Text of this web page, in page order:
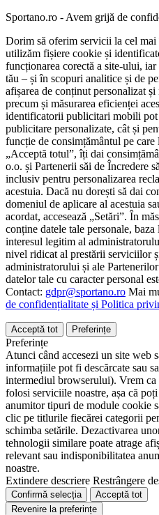
Sportano.ro - Avem grijă de
Dorim să oferim servicii la cel
utilizăm fișiere cookie și
funcționarea corectă a site-ului,
tău – și în scopuri analitice și de
afișarea de conținut personalizat
precum și măsurarea eficienței
identificatorii publicitari mobili
publicitare personalizate, cât și
funcție de consimțământul pe
„Acceptă totul”, îți dai
o.o. și Partenerii săi de Încredere
inclusiv pentru personalizarea
acestuia. Dacă nu dorești să dai
domeniul de aplicare al acestuia
acordat, accesează „Setări”. În
conține datele tale personale,
interesul legitim al
nivel ridicat al prestării serviciilor
administratorului și ale
datelor tale cu caracter personal
Contact: gdpr@sportano.ro Mai
de confidențialitate și Politica
Acceptă tot Preferințe
Preferințe
Atunci când accesezi un site web
informațiile pot fi descărcate sau
intermediul browserului). Vrem
folosi serviciile noastre, așa că
anumitor tipuri de module cookie
clic pe titlurile fiecărei categorii
schimba setările. Dezactivarea
tehnologii similare poate atrage
relevant sau indisponibilitatea
noastre.
Extindere descriere Restrângere
Confirmă selecția
Acceptă tot
Revenire la preferințe